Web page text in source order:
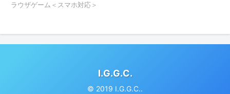
ラウザゲーム＜スマホ対応＞
I.G.G.C.
© 2019 I.G.G.C..